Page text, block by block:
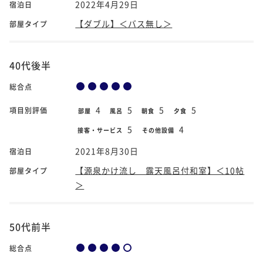
宿泊日 2022年4月29日
部屋タイプ 【ダブル】＜バス無し＞
40代後半
総合点
項目別評価 部屋 4 風呂 5 朝食 5 夕食 5
接客・サービス 5 その他設備 4
宿泊日 2021年8月30日
部屋タイプ
【源泉かけ流し 露天風呂付和室】＜10帖
＞
50代前半
総合点